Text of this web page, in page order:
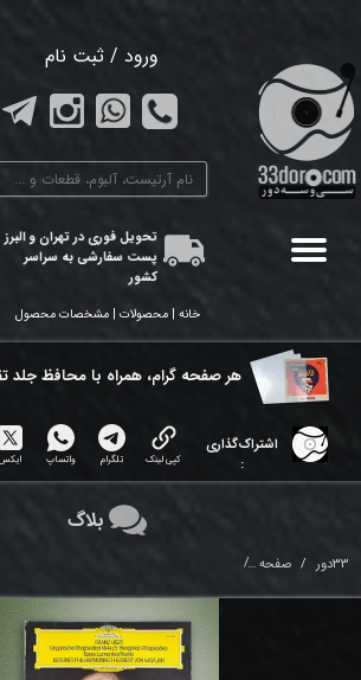
ورود / ثبت نام
تغییر گذر واژه
سفارشات
تحویل فوری در تهران و البرز
پست سفارشی به سراسر
کشور
خانه | محصولات | مشخصات محصول
هر ​صفحه گرام، همراه با محافظ جلد
اشتراک‌گذاری
:
کپی لینک تلگرام واتساپ ایکس
33دور صفحه
بلاگ